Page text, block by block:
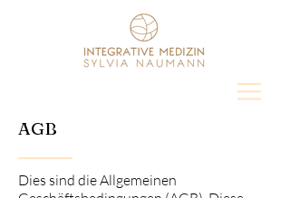
AGB
Dies sind die Allgemeinen